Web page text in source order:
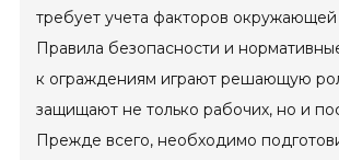
требует учета факторов
Правила безопасности и
к ограждениям играют решающую
защищают не только рабочих, но и
Прежде всего, необходимо